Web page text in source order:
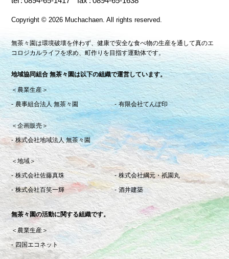
Copyright© 2026 Muchachaen.All rights reserved.
無茶々園は環境破壊を伴わず、健康で安全な食べ物の生産を通して真のエ
コロジカルライフを求め、町作りを目指す運動体です。
地域協同組合 無茶々園は以下の組織で運営しています。
＜農業生産＞
農事組合法人 無茶々園
有限会社てんぽ印
＜企画販売＞
株式会社地域法人 無茶々園
＜地域＞
株式会社佐藤真珠
株式会社綱元・祇園丸
株式会社百笑一輝
酒井建築
無茶々園の活動に関する組織です。
＜農業生産＞
四国エコネット